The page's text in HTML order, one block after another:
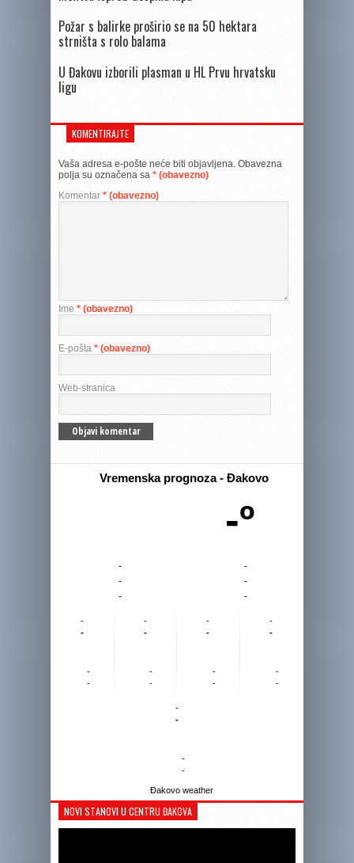
Požar s balirke proširio se na 50 hektara
strništa s rolo balama
U Đakovu izborili plasman u HL Prvu hrvatsku
ligu
KOMENTIRAJTE
Vaša adresa e-pošte neće biti objavljena. Obavezna
polja su označena sa * (obavezno)
Komentar * (obavezno)
Ime * (obavezno)
E-pošta * (obavezno)
Web-stranica
Vremenska prognoza - Đakovo
-º
-
-
-
-
-
-
-
-
-
-
-
-
-
-
-
-
-
-
-
-
-
-
-
-
-
-
Đakovo weather
NOVI STANOVI U CENTRU ĐAKOVA